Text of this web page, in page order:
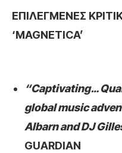
ΕΠΙΛΕΓΜΕΝΕΣ
‘MAGNETICA’
“Captivating…
global music
Albarn and DJ
GUARDIAN